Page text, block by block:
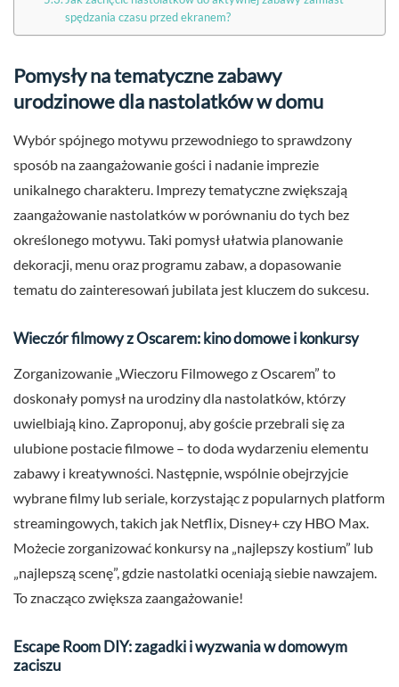
spędzania czasu przed ekranem?
Pomysły na tematyczne zabawy
urodzinowe dla nastolatków w domu
Wybór spójnego motywu przewodniego to sprawdzony
sposób na zaangażowanie gości i nadanie imprezie
unikalnego charakteru. Imprezy tematyczne zwiększają
zaangażowanie nastolatków w porównaniu do tych bez
określonego motywu. Taki pomysł ułatwia planowanie
dekoracji, menu oraz programu zabaw, a dopasowanie
tematu do zainteresowań jubilata jest kluczem do sukcesu.
Wieczór filmowy z Oscarem: kino domowe i konkursy
Zorganizowanie „Wieczoru Filmowego z Oscarem” to
doskonały pomysł na urodziny dla nastolatków, którzy
uwielbiają kino. Zaproponuj, aby goście przebrali się za
ulubione postacie filmowe – to doda wydarzeniu elementu
zabawy i kreatywności. Następnie, wspólnie obejrzyjcie
wybrane filmy lub seriale, korzystając z popularnych platform
streamingowych, takich jak Netflix, Disney+ czy HBO Max.
Możecie zorganizować konkursy na „najlepszy kostium” lub
„najlepszą scenę”, gdzie nastolatki oceniają siebie nawzajem.
To znacząco zwiększa zaangażowanie!
Escape Room DIY: zagadki i wyzwania w domowym
zaciszu